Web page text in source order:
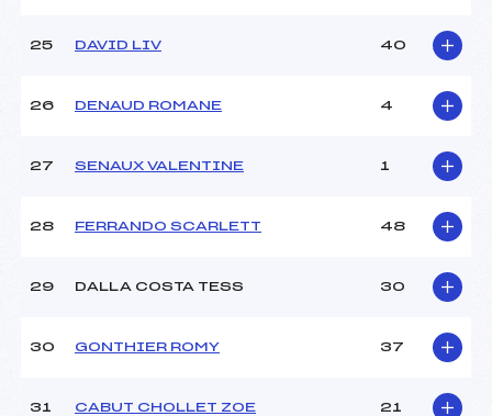
25 DAVID LIV 40
26 DENAUD ROMANE 4
27 SENAUX VALENTINE 1
28 FERRANDO SCARLETT 48
29 DALLA COSTA TESS 30
30 GONTHIER ROMY 37
31 CABUT CHOLLET ZOE 21